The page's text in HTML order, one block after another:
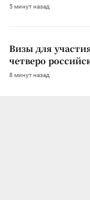
5 минут назад
Визы для
четверо
8 минут назад